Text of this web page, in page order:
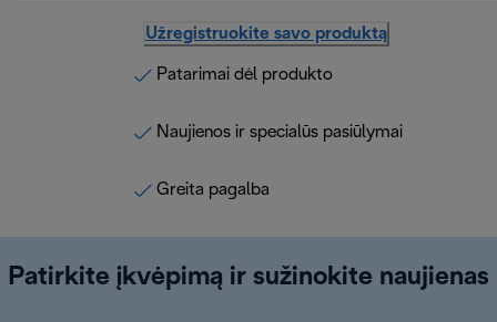
Užregistruokite savo produktą
Patarimai dėl produkto
Naujienos ir specialūs pasiūlymai
Greita pagalba
Patirkite įkvėpimą ir sužinokite naujienas